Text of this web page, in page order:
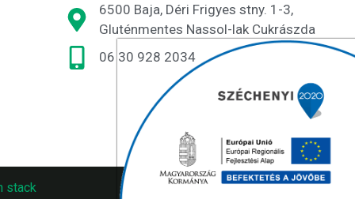
6500 Baja, Déri Frigyes stny. 1-3,
Gluténmentes Nassol-lak Cukrászda
06 30 928 2034
stack